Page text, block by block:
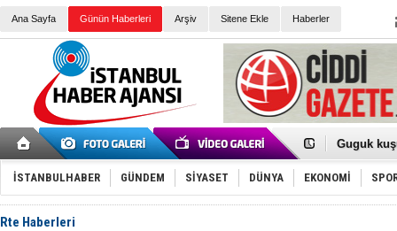
Ana Sayfa Günün Haberleri Arşiv Sitene Ekle Haberler
Türk
Guguk
Sneaker
Erkek
Yeri
Ceza
İSTANBULHABER GÜNDEM SİYASET DÜNYA EKONOMİ
Rte Haberleri